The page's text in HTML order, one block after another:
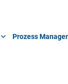
Prozess